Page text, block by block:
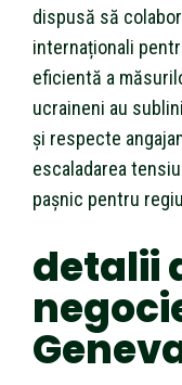
dispusă să
internaționali
eficientă a
ucraineni au
și respecte
escaladarea
pașnic pentru
detalii